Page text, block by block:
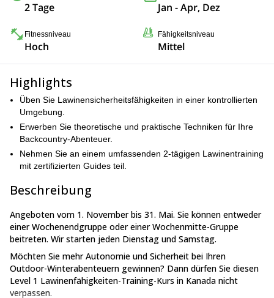
2 Tage Jan - Apr, Dez
Fitnessniveau
Hoch
Fähigkeitsniveau
Mittel
Highlights
Üben Sie Lawinensicherheitsfähigkeiten in einer kontrollierten
Umgebung.
Erwerben Sie theoretische und praktische Techniken für Ihre
Backcountry-Abenteuer.
Nehmen Sie an einem umfassenden 2-tägigen Lawinentraining
mit zertifizierten Guides teil.
Beschreibung
Angeboten vom 1. November bis 31. Mai. Sie können entweder
einer Wochenendgruppe oder einer Wochenmitte-Gruppe
beitreten. Wir starten jeden Dienstag und Samstag.
Möchten Sie mehr Autonomie und Sicherheit bei Ihren
Outdoor-Winterabenteuern gewinnen? Dann dürfen Sie diesen
Level 1 Lawinenfähigkeiten-Training-Kurs in Kanada nicht
verpassen.